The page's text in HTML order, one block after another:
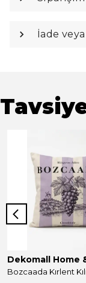
İade
Dekomall Home
Bozcaada Kırlent